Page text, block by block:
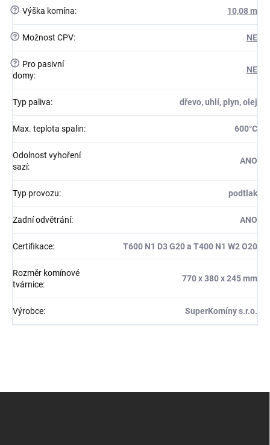
? Výška komína: 10,08 m
? Možnost CPV: NE
?
Pro pasivní
domy:
NE
Typ paliva: dřevo, uhlí, plyn, olej
Max. teplota spalin: 600°C
Odolnost vyhoření
sazí:
ANO
Typ provozu: podtlak
Zadní odvětrání: ANO
Certifikace: T600 N1 D3 G20 a T400 N1 W2 O20
Rozměr komínové
tvárnice:
770 x 380 x 245 mm
Výrobce: SuperKomíny s.r.o.